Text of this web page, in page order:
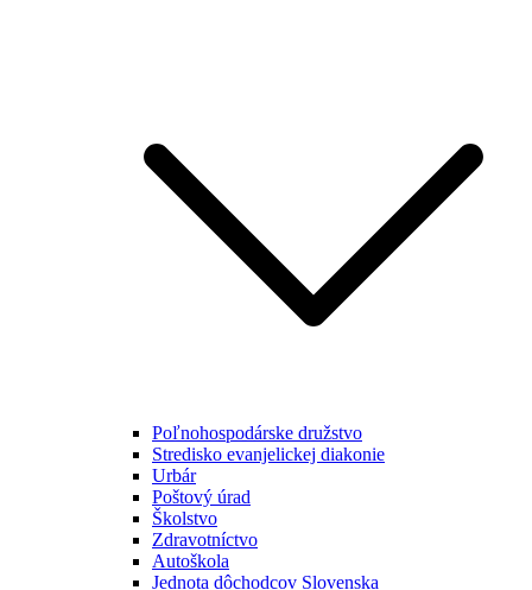
Poľnohospodárske družstvo
Stredisko evanjelickej diakonie
Urbár
Poštový úrad
Školstvo
Zdravotníctvo
Autoškola
Jednota dôchodcov Slovenska